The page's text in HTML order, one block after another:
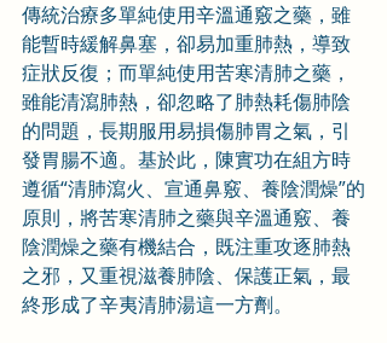
傳統治療多單純使用辛溫通竅之藥，雖
能暫時緩解鼻塞，卻易加重肺熱，導致
症狀反復；而單純使用苦寒清肺之藥，
雖能清瀉肺熱，卻忽略了肺熱耗傷肺陰
的問題，長期服用易損傷肺胃之氣，引
發胃腸不適。基於此，陳實功在組方時
遵循“清肺瀉火、宣通鼻竅、養陰潤燥”的
原則，將苦寒清肺之藥與辛溫通竅、養
陰潤燥之藥有機結合，既注重攻逐肺熱
之邪，又重視滋養肺陰、保護正氣，最
終形成了辛夷清肺湯這一方劑。